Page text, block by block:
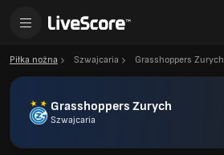
Piłka nożna Szwajcaria Grasshoppers Zurych
Grasshoppers Zurych
Szwajcaria